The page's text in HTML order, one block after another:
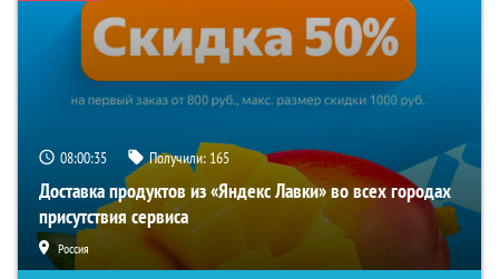
08:00:35 Получили: 165
Доставка продуктов из «Яндекс Лавки» во всех городах
присутствия сервиса
Россия